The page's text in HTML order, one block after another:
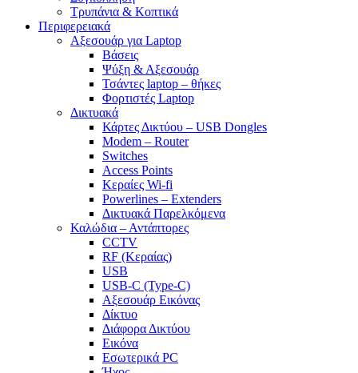
Τρυπάνια & Κοπτικά
Περιφερειακά
Αξεσουάρ για Laptop
Βάσεις
Ψύξη & Αξεσουάρ
Τσάντες laptop – θήκες
Φορτιστές Laptop
Δικτυακά
Κάρτες Δικτύου – USB Dongles
Modem – Router
Switches
Access Points
Κεραίες Wi-fi
Powerlines – Extenders
Δικτυακά Παρελκόμενα
Καλώδια – Αντάπτορες
CCTV
RF (Κεραίας)
USB
USB-C (Type-C)
Αξεσουάρ Εικόνας
Δίκτυο
Διάφορα Δικτύου
Εικόνα
Εσωτερικά PC